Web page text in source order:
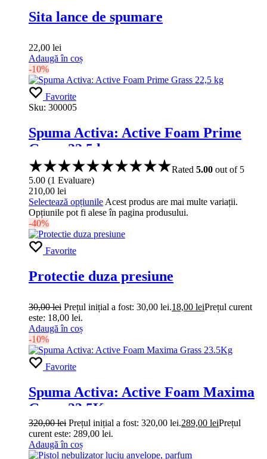
Sita lance de spumare
22,00 lei
Adaugă în coș
-10%
Favorite
Sku: 300005
Spuma Activa: Active Foam Prime
Grass 22,5 kg
Rated 5.00 out of 5
5.00 (1 Evaluare)
210,00 lei
Selectează opțiunile Acest produs are mai multe variații.
Opțiunile pot fi alese în pagina produsului.
-40%
Favorite
Protectie duza presiune
30,00lei Prețul inițial a fost: 30,00 lei.18,00 leiPrețul curent
este: 18,00 lei.
Adaugă în coș
-10%
Favorite
Spuma Activa: Active Foam Maxima
Grass 23.5Kg
320,00lei Prețul inițial a fost: 320,00 lei.289,00 leiPrețul
curent este: 289,00 lei.
Adaugă în coș